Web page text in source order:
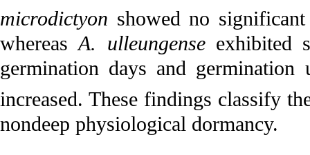
microdictyon showed no
whereasA. ulleungenseexhibited
germination days and
increased. These findings classify
nondeep physiological dormancy.